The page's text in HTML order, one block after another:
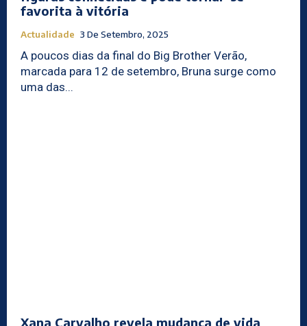
favorita à vitória
Actualidade 3 De Setembro, 2025
A poucos dias da final do Big Brother Verão,
marcada para 12 de setembro, Bruna surge como
uma das...
Xana Carvalho revela mudança de vida